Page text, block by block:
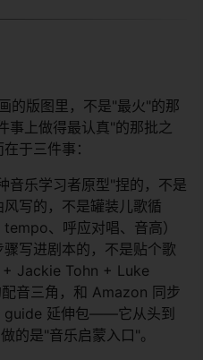
的版图里，不是"最火"的那
事上做得最认真"的那批之
于三件事：
音乐学习者原型"捏的，不是
写的，不是罐装儿歌循
、呼应对唱、音高）
写进剧本的，不是贴个歌
+ Jackie Tohn + Luke
音三角，和 Amazon 同步
guide 延伸包——它从头到
的是"音乐启蒙入口"。